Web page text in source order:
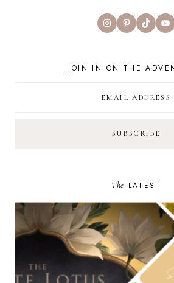
InstagramPinterest
TikTok
JOIN IN ON THE
The LATEST